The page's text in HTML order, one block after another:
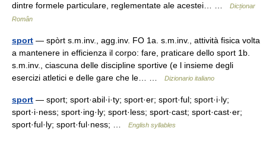
dintre formele particulare, reglementate ale acestei… …
Dicționar
Român
sport — spòrt s.m.inv., agg.inv. FO 1a. s.m.inv., attività fisica volta
a mantenere in efficienza il corpo: fare, praticare dello sport 1b.
s.m.inv., ciascuna delle discipline sportive (e l insieme degli
esercizi atletici e delle gare che le… …
Dizionario italiano
sport — sport; sport·abil·i·ty; sport·er; sport·ful; sport·i·ly;
sport·i·ness; sport·ing·ly; sport·less; sport·cast; sport·cast·er;
sport·ful·ly; sport·ful·ness; …
English syllables